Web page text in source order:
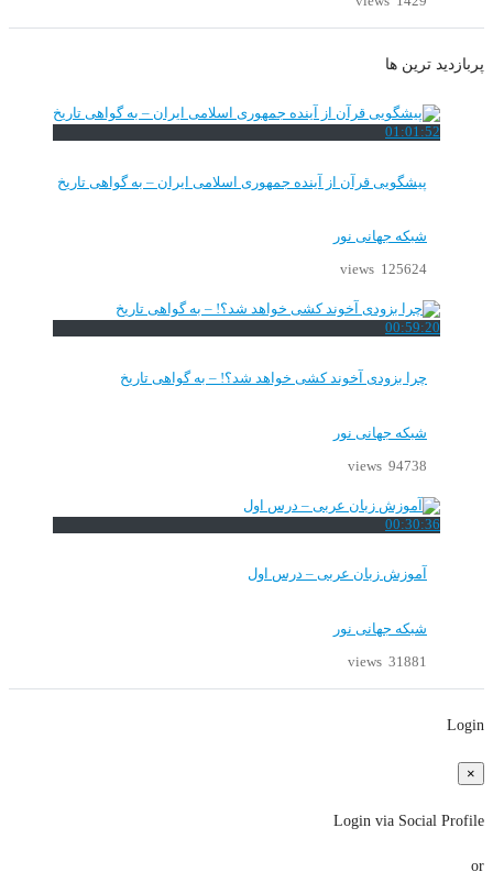
پربازدید ترین ها
01:01:52
پیشگویی قرآن از آینده جمهوری اسلامی ایران – به گواهی تاریخ
شبکه جهانی نور
125624 views
00:59:20
چرا بزودی آخوند کشی خواهد شد؟! – به گواهی تاریخ
شبکه جهانی نور
94738 views
00:30:36
آموزش زبان عربی – درس اول
شبکه جهانی نور
31881 views
Login
×
Login via Social Profile
or